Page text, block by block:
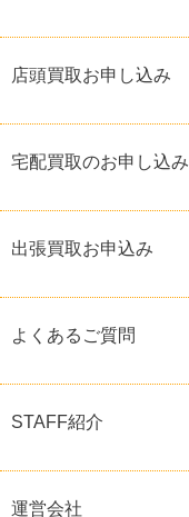
店頭買取お申し込み
宅配買取のお申し込み
出張買取お申込み
よくあるご質問
STAFF紹介
運営会社